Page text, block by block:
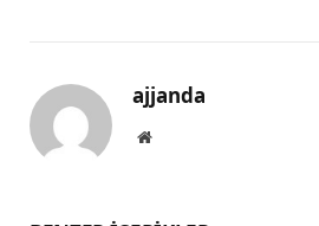
ajjanda
Website